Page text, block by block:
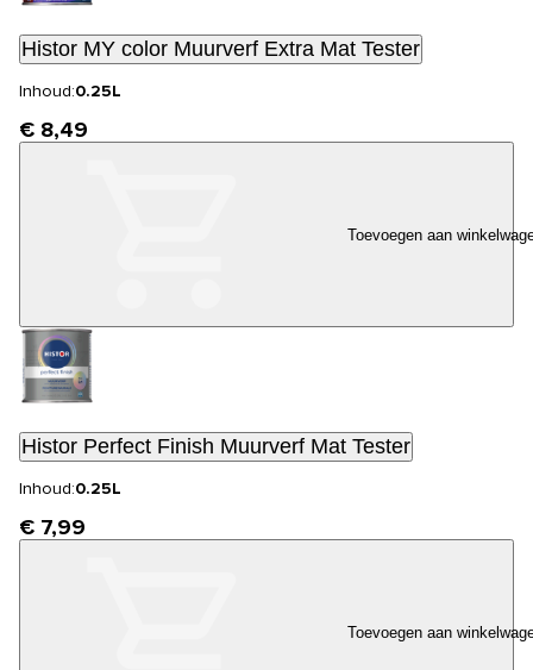
Histor MY color Muurverf Extra Mat Tester
Inhoud:0.25L
€ 8,49
Toevoegen aan
Histor Perfect Finish Muurverf Mat Tester
Inhoud:0.25L
€ 7,99
Toevoegen aan